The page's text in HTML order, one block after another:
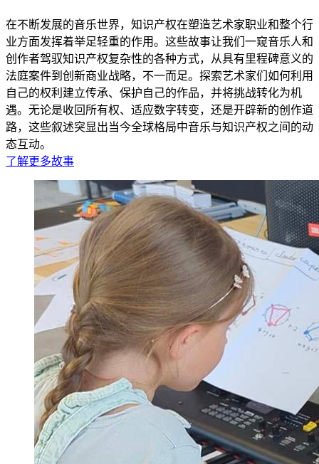
在不断发展的音乐世界，知识产权在塑造艺术家职业和整个行
业方面发挥着举足轻重的作用。这些故事让我们一窥音乐人和
创作者驾驭知识产权复杂性的各种方式，从具有里程碑意义的
法庭案件到创新商业战略，不一而足。探索艺术家们如何利用
自己的权利建立传承、保护自己的作品，并将挑战转化为机
遇。无论是收回所有权、适应数字转变，还是开辟新的创作道
路，这些叙述突显出当今全球格局中音乐与知识产权之间的动
态互动。
了解更多故事